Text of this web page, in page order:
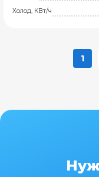
Холод, КВт/ч
1